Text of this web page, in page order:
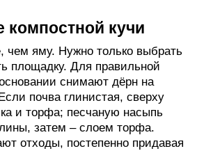
компостной кучи
чем яму. Нужно только выбрать
площадку. Для правильной
снимают дёрн на
почва глинистая, сверху
и торфа; песчаную насыпь
затем – слоем торфа.
отходы, постепенно придавая